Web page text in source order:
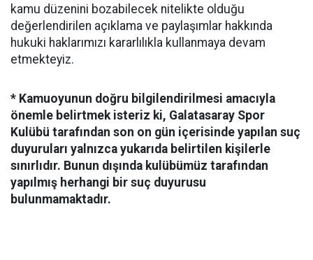
kamu düzenini bozabilecek nitelikte olduğu
değerlendirilen açıklama ve paylaşımlar hakkında
hukuki haklarımızı kararlılıkla kullanmaya devam
etmekteyiz.
* Kamuoyunun doğru bilgilendirilmesi amacıyla
önemle belirtmek isteriz ki, Galatasaray Spor
Kulübü tarafından son on gün içerisinde yapılan suç
duyuruları yalnızca yukarıda belirtilen kişilerle
sınırlıdır. Bunun dışında kulübümüz tarafından
yapılmış herhangi bir suç duyurusu
bulunmamaktadır.